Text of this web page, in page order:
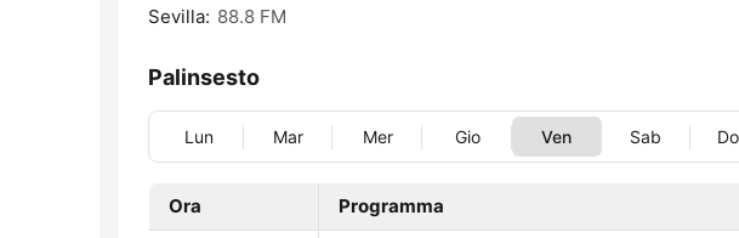
Sevilla: 88.8 FM
Palinsesto
Lun Mar Mer Gio Ven Sab
Ora Programma